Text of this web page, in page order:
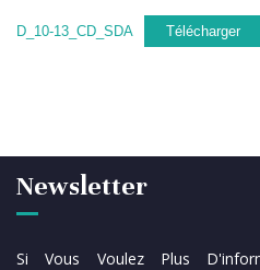
D_10-13_CD_SDA Télécharger
Newsletter
Si Vous Voulez Plus